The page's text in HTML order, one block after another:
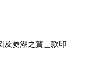
及菱湖之賛＿款印